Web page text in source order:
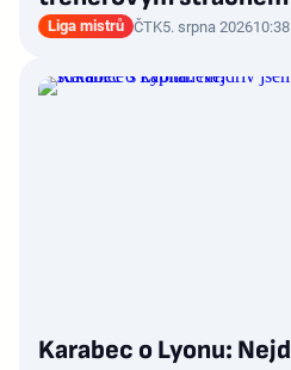
Liga mistrů ČTK5. srpna 202610:38
Karabec o Lyonu: